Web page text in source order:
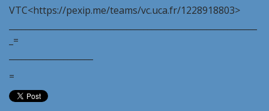
VTC<https://pexip.me/teams/vc.uca.fr/1228918803>
_=
=